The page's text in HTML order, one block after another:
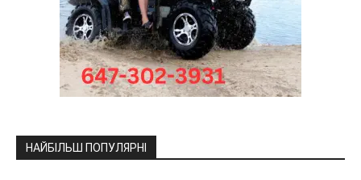
НАЙБІЛЬШ ПОПУЛЯРНІ